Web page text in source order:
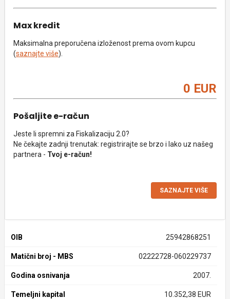
Max kredit
Maksimalna preporučena izloženost prema ovom kupcu
(saznajte više).
0 EUR
Pošaljite e-račun
Jeste li spremni za Fiskalizaciju 2.0?
Ne čekajte zadnji trenutak: registrirajte se brzo i lako uz našeg
partnera - Tvoj e-račun!
SAZNAJTE VIŠE
OIB 25942868251
Matični broj - MBS 02222728-060229737
Godina osnivanja 2007.
Temeljni kapital 10.352,38 EUR